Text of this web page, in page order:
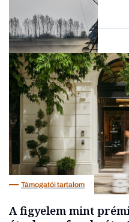
Forint
Támogatói tartalom
A figyelem mint